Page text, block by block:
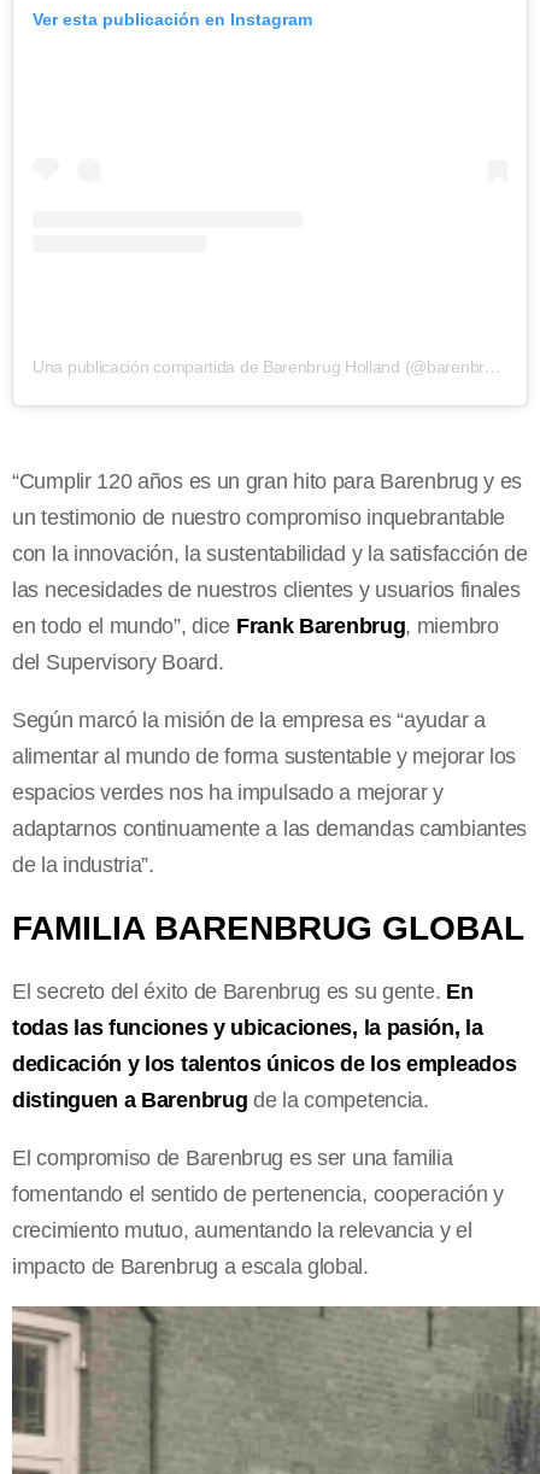
Ver esta publicación en Instagram
Una publicación compartida de Barenbrug Holland (@barenbrugholland)
“Cumplir 120 años es un gran hito para Barenbrug y es
un testimonio de nuestro compromiso inquebrantable
con la innovación, la sustentabilidad y la satisfacción de
las necesidades de nuestros clientes y usuarios finales
en todo el mundo”, dice Frank Barenbrug, miembro
del Supervisory Board.
Según marcó la misión de la empresa es “ayudar a
alimentar al mundo de forma sustentable y mejorar los
espacios verdes nos ha impulsado a mejorar y
adaptarnos continuamente a las demandas cambiantes
de la industria”.
FAMILIA BARENBRUG GLOBAL
El secreto del éxito de Barenbrug es su gente. En
todas las funciones y ubicaciones, la pasión, la
dedicación y los talentos únicos de los empleados
distinguen a Barenbrug de la competencia.
El compromiso de Barenbrug es ser una familia
fomentando el sentido de pertenencia, cooperación y
crecimiento mutuo, aumentando la relevancia y el
impacto de Barenbrug a escala global.